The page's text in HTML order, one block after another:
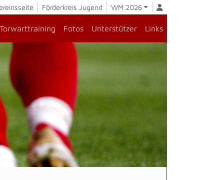
Förderkreis Jugend WM 2026
Torwarttraining Fotos Unterstützer Links